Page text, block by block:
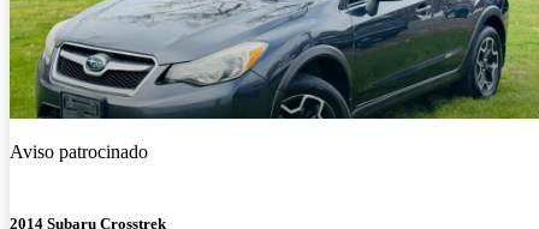
Aviso patrocinado
2014 Subaru Crosstrek